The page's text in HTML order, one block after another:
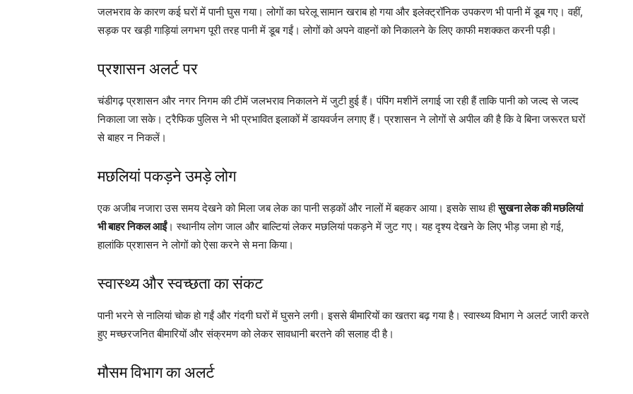
जलभराव के कारण कई घरों में पानी घुस गया। लोगों का घरेलू सामान खराब हो गया और इलेक्ट्रॉनिक उपकरण भी पानी में डूब गए। वहीं,
सड़क पर खड़ी गाड़ियां लगभग पूरी तरह पानी में डूब गईं। लोगों को अपने वाहनों को निकालने के लिए काफी मशक्कत करनी पड़ी।
प्रशासन अलर्ट पर
चंडीगढ़ प्रशासन और नगर निगम की टीमें जलभराव निकालने में जुटी हुई हैं। पंपिंग मशीनें लगाई जा रही हैं ताकि पानी को जल्द से जल्द
निकाला जा सके। ट्रैफिक पुलिस ने भी प्रभावित इलाकों में डायवर्जन लगाए हैं। प्रशासन ने लोगों से अपील की है कि वे बिना जरूरत घरों
से बाहर न निकलें।
मछलियां पकड़ने उमड़े लोग
एक अजीब नजारा उस समय देखने को मिला जब लेक का पानी सड़कों और नालों में बहकर आया। इसके साथ हीसुखना लेक की मछलियां
भी बाहर निकल आईं। स्थानीय लोग जाल और बाल्टियां लेकर मछलियां पकड़ने में जुट गए। यह दृश्य देखने के लिए भीड़ जमा हो गई,
हालांकि प्रशासन ने लोगों को ऐसा करने से मना किया।
स्वास्थ्य और स्वच्छता का संकट
पानी भरने से नालियां चोक हो गईं और गंदगी घरों में घुसने लगी। इससे बीमारियों का खतरा बढ़ गया है। स्वास्थ्य विभाग ने अलर्ट जारी करते
हुए मच्छरजनित बीमारियों और संक्रमण को लेकर सावधानी बरतने की सलाह दी है।
मौसम विभाग का अलर्ट